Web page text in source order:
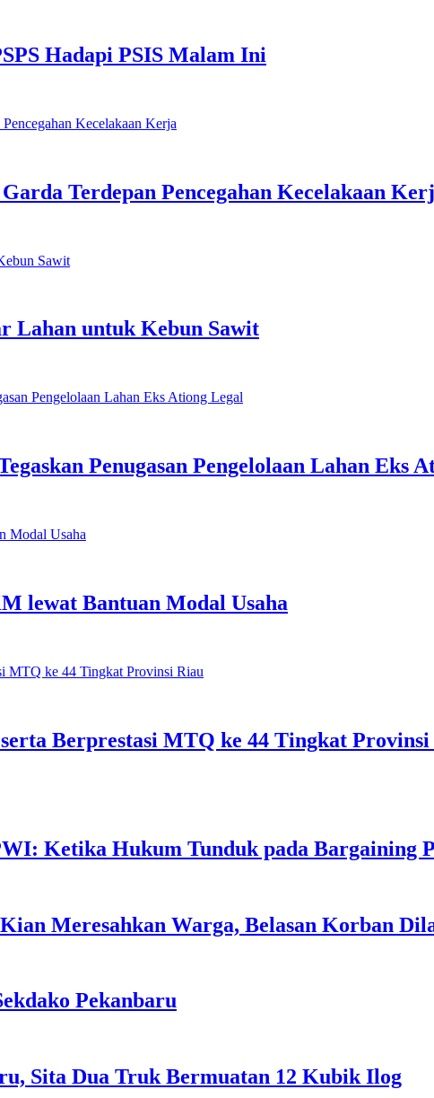
Hadapi PSIS Malam Ini
Terdepan Pencegahan Kecelakaan
Lahan untuk Kebun Sawit
Penugasan Pengelolaan Lahan Eks
lewat Bantuan Modal Usaha
Berprestasi MTQ ke 44 Tingkat
Ketika Hukum Tunduk pada Bargaining
Meresahkan Warga, Belasan Korban
Pekanbaru
Sita Dua Truk Bermuatan 12 Kubik Ilog